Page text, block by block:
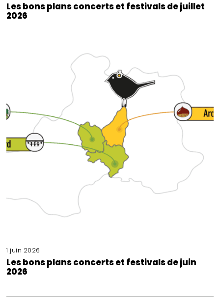
Les bons plans concerts et festivals de juillet
2026
1 juin 2026
Les bons plans concerts et festivals de juin
2026